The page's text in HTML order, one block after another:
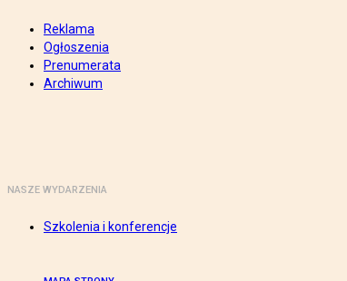
Reklama
Ogłoszenia
Prenumerata
Archiwum
NASZE WYDARZENIA
Szkolenia i konferencje